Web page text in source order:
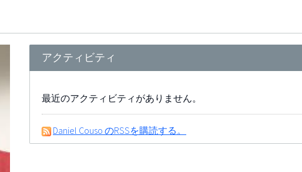
アクティビティ
最近のアクティビティがありません。
Daniel Couso のRSSを購読する。